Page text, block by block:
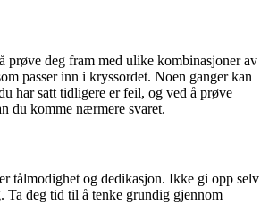
prøve deg fram med ulike kombinasjoner av
passer inn i kryssordet. Noen ganger kan
har satt tidligere er feil, og ved å prøve
du komme nærmere svaret.
tålmodighet og dedikasjon. Ikke gi opp selv
Ta deg tid til å tenke grundig gjennom